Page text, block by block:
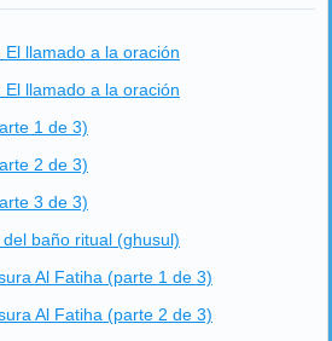
llamado a la oración
llamado a la oración
1 de 3)
2 de 3)
3 de 3)
baño ritual (ghusul)
Al Fatiha (parte 1 de 3)
Al Fatiha (parte 2 de 3)